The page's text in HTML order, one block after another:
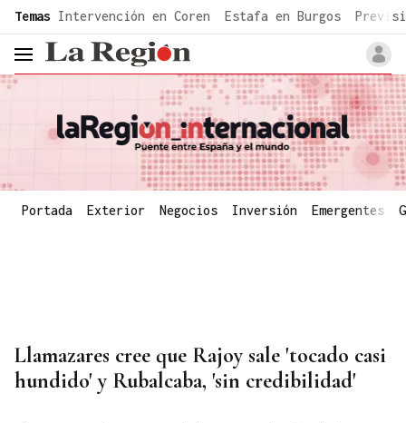
common.go-to-content
Temas Intervención en Coren Estafa en Burgos
header.menu.open
Portada Exterior Negocios Inversión Emergentes
Llamazares cree que Rajoy sale 'tocado casi
hundido' y Rubalcaba, 'sin credibilidad'